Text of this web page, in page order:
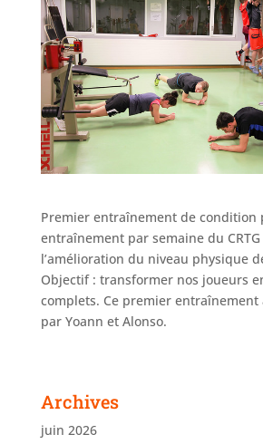
Premier entraînement de condition
entraînement par semaine du
l’amélioration du niveau physique
Objectif : transformer nos joueurs
complets. Ce premier entraînement
par Yoann et Alonso.
Archives
juin 2026